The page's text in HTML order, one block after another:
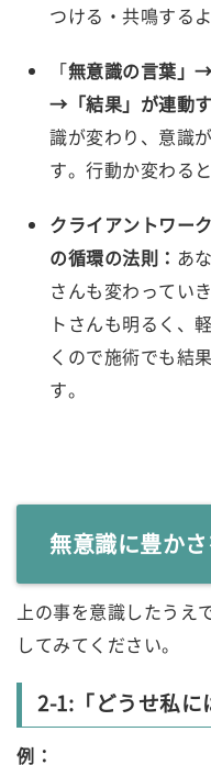
つける・共鳴する
「無意識の言葉」
→「結果」が連動
識が変わり、意識
す。行動か変わる
クライアントワー
の循環の法則： あ
さんも変わってい
トさんも明るく、
くので施術でも結
す。
無意識に豊か
上の事を意識したうえ
してみてください。
2-1:「どうせ私
例：